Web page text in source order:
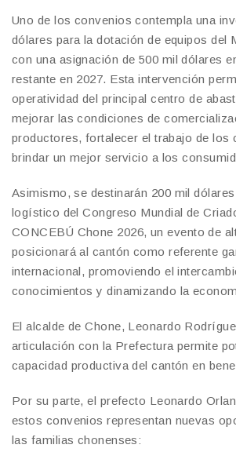
Uno de los convenios contempla una
dólares para la dotación de equipos del
con una asignación de 500 mil dólares
restante en 2027. Esta intervención
operatividad del principal centro de
mejorar las condiciones de
productores, fortalecer el trabajo de los
brindar un mejor servicio a los
Asimismo, se destinarán 200 mil
logístico del Congreso Mundial de
CONCEBÚ Chone 2026, un evento de
posicionará al cantón como referente
internacional, promoviendo el
conocimientos y dinamizando la
El alcalde de Chone, Leonardo
articulación con la Prefectura permite
capacidad productiva del cantón en
Por su parte, el prefecto Leonardo
estos convenios representan nuevas
las familias chonenses: